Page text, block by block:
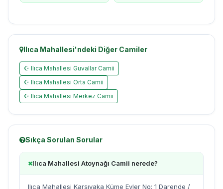
Ilıca Mahallesi'ndeki Diğer Camiler
☪ Ilıca Mahallesi Guvallar Camii
☪ Ilıca Mahallesi Orta Camii
☪ Ilıca Mahallesi Merkez Camii
Sıkça Sorulan Sorular
Ilıca Mahallesi Atoynağı Camii nerede?
Ilıca Mahallesi Karşıyaka Küme Evler No: 1 Darende /